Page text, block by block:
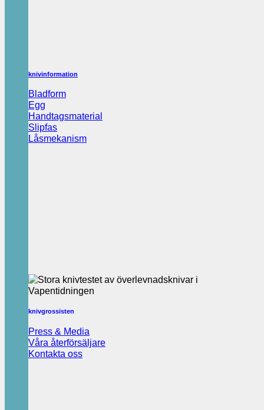
knivinformation
Bladform
Egg
Handtagsmaterial
Slipfas
Låsmekanism
knivgrossisten
Press & Media
Våra återförsäljare
Kontakta oss